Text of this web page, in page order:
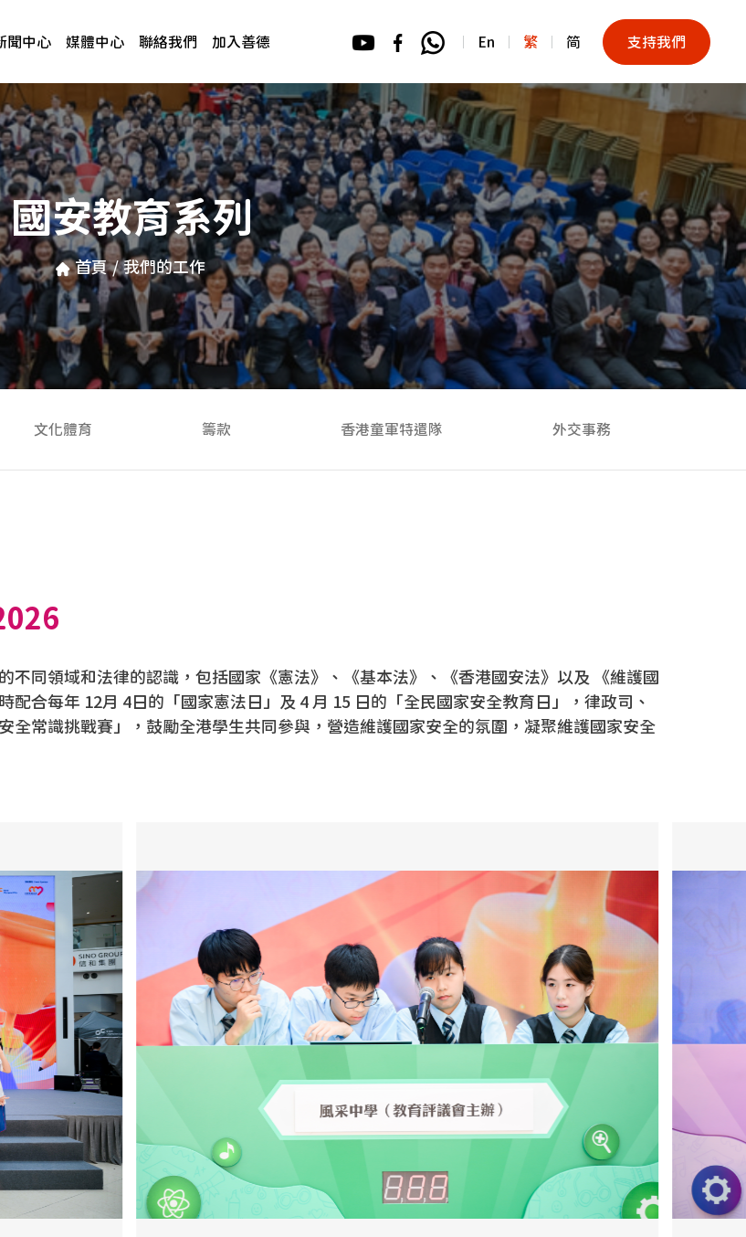
聞中心 媒體中心 聯絡我們 加入善德 En 繁 简 支持我們
國安教育系列
首頁 / 我們的工作
文化體育 籌款 香港童軍特遣隊 外交事務
不同領域和法律的認識，包括國家《憲法》、《基本法》、《香港國安法》以及 《維護國
合每年 12月 4日的「國家憲法日」及 4 月 15 日的「全民國家安全教育日」，律政司、
全常識挑戰賽」，鼓勵全港學生共同參與，營造維護國家安全的氛圍，凝聚維護國家安全